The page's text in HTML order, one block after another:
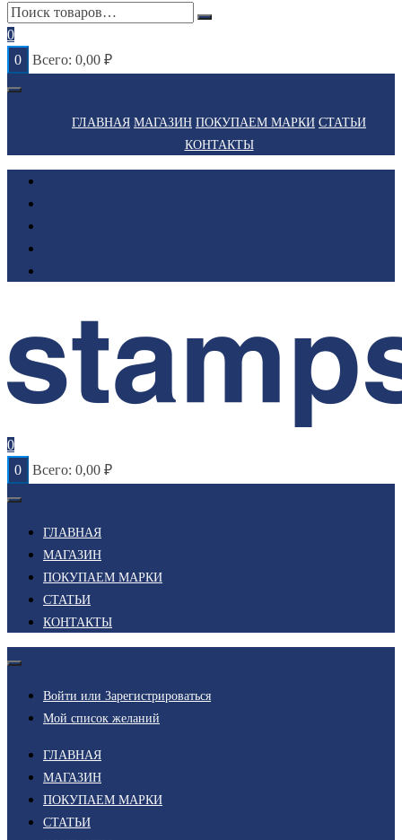
0
0
Всего: 0,00 ₽
ГЛАВНАЯ МАГАЗИН ПОКУПАЕМ МАРКИ СТАТЬИ
КОНТАКТЫ
0
0
Всего: 0,00 ₽
ГЛАВНАЯ
МАГАЗИН
ПОКУПАЕМ МАРКИ
СТАТЬИ
КОНТАКТЫ
Войти или Зарегистрироваться
Мой список желаний
ГЛАВНАЯ
МАГАЗИН
ПОКУПАЕМ МАРКИ
СТАТЬИ